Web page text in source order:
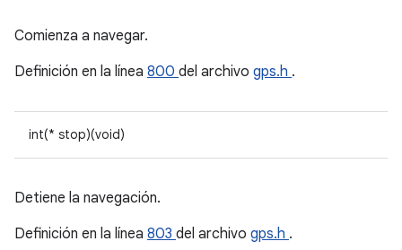
Comienza a navegar.
Definición en la línea 800 del archivo gps.h .
int(* stop)(void)
Detiene la navegación.
Definición en la línea 803 del archivo gps.h .